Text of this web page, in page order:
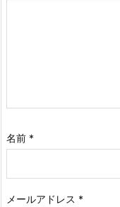
名前 *
メールアドレス *